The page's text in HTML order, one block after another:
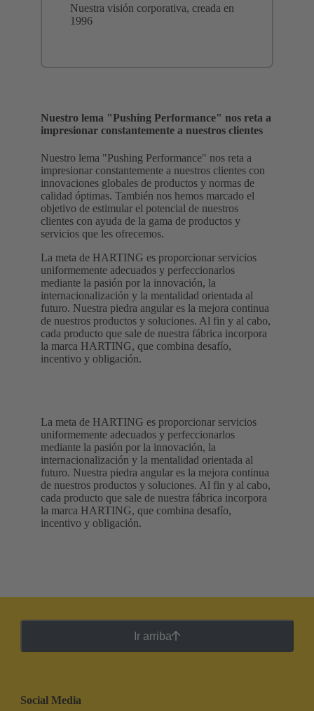
Nuestra visión corporativa, creada en
1996
Nuestro lema "Pushing Performance" nos reta a
impresionar constantemente a nuestros clientes
Nuestro lema "Pushing Performance" nos reta a
impresionar constantemente a nuestros clientes con
innovaciones globales de productos y normas de
calidad óptimas. También nos hemos marcado el
objetivo de estimular el potencial de nuestros
clientes con ayuda de la gama de productos y
servicios que les ofrecemos.
La meta de HARTING es proporcionar servicios
uniformemente adecuados y perfeccionarlos
mediante la pasión por la innovación, la
internacionalización y la mentalidad orientada al
futuro. Nuestra piedra angular es la mejora continua
de nuestros productos y soluciones. Al fin y al cabo,
cada producto que sale de nuestra fábrica incorpora
la marca HARTING, que combina desafío,
incentivo y obligación.
La meta de HARTING es proporcionar servicios
uniformemente adecuados y perfeccionarlos
mediante la pasión por la innovación, la
internacionalización y la mentalidad orientada al
futuro. Nuestra piedra angular es la mejora continua
de nuestros productos y soluciones. Al fin y al cabo,
cada producto que sale de nuestra fábrica incorpora
la marca HARTING, que combina desafío,
incentivo y obligación.
Ir arriba
Social Media